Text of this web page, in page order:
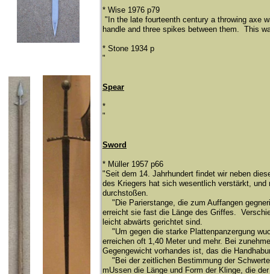
* Wise 1976 p79
"In the late fourteenth century a throwing axe
handle and three spikes between them. This
* Stone 1934 p
"
Spear
*
​"
Sword
* Müller 1957 p66
"Seit dem 14. Jahrhundert findet wir neben
des Kriegers hat sich wesentlich verstärkt, und
durchstoßen.
"Die Parierstange, die zum Auffangen
erreicht sie fast die Länge des Griffes.
leicht abwärts gerichtet sind.
"Um gegen die starke Plattenpanzergung
erreichen oft 1,40 Meter und mehr. Bei
Gegengewicht vorhandes ist, das die
"Bei der zeitlichen Bestimmung der
mUssen die Länge und Form der Klinge, die